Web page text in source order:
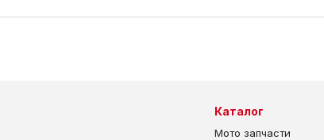
Каталог
Мото запчасти